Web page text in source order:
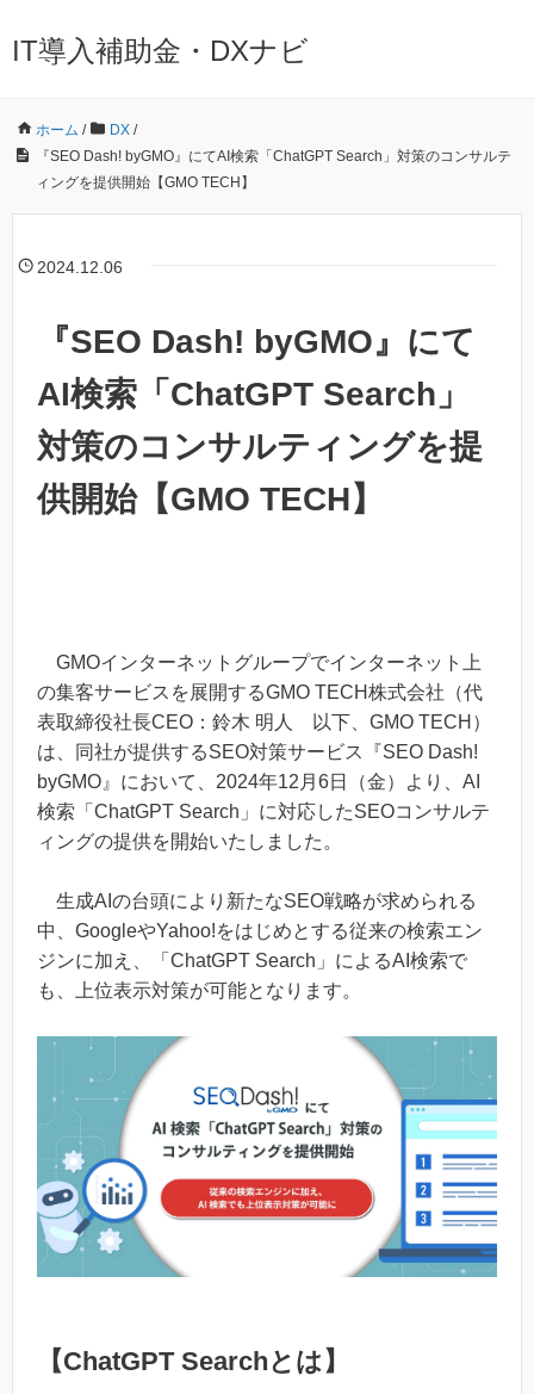
IT導入補助金・DXナビ
ホーム / DX /
『SEO Dash! byGMO』にてAI検索「ChatGPT Search」対策のコンサルテ
ィングを提供開始【GMO TECH】
2024.12.06
『SEO Dash! byGMO』にて
AI検索「ChatGPT Search」
対策のコンサルティングを提
供開始【GMO TECH】
GMOインターネットグループでインターネット上
の集客サービスを展開するGMO TECH株式会社（代
表取締役社長CEO：鈴木 明人 以下、GMO TECH）
は、同社が提供するSEO対策サービス『SEO Dash!
byGMO』において、2024年12月6日（金）より、AI
検索「ChatGPT Search」に対応したSEOコンサルテ
ィングの提供を開始いたしました。
生成AIの台頭により新たなSEO戦略が求められる
中、GoogleやYahoo!をはじめとする従来の検索エン
ジンに加え、「ChatGPT Search」によるAI検索で
も、上位表示対策が可能となります。
【ChatGPT Searchとは】